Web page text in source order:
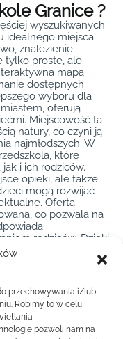
przechowywania i/lub
Robimy to w celu
pozwoli nam na
Granice ?
wyszukiwanych
idealnego miejsca
znalezienie
tylko proste, ale
mapa
dostępnych
wyboru dla
oferują
Miejscowość ta
natury, co czyni ją
najmłodszych. W
które
i ich rodziców.
opieki, ale także
mogą rozwijać
Oferta
co pozwala na
rodziców. Dzięki
w
wcześniej. Nasza
zajęć
W ten
decyzję, która
Przedszkole
czuć się bezpiecznie